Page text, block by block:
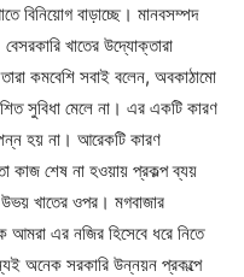
বিনিয়োগ বাড়াচ্ছে। মানবসম্পদ
খাতের উদ্যোক্তারা
কমবেশি সবাই বলেন, অবকাঠামো
সুবিধা মেলে না। এর একটি কারণ
হয় না। আরেকটি কারণ
কাজ শেষ না হওয়ায় প্রকল্প ব্যয়
উভয় খাতের ওপর। মগবাজার
আমরা এর নজির হিসেবে ধরে নিতে
অনেক সরকারি উন্নয়ন প্রকল্পে